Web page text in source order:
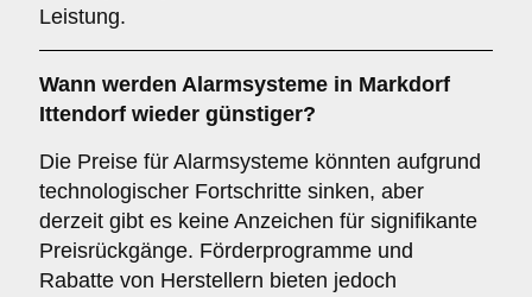
Leistung.
Wann werden Alarmsysteme in Markdorf
Ittendorf wieder günstiger?
Die Preise für Alarmsysteme könnten aufgrund
technologischer Fortschritte sinken, aber
derzeit gibt es keine Anzeichen für signifikante
Preisrückgänge. Förderprogramme und
Rabatte von Herstellern bieten jedoch